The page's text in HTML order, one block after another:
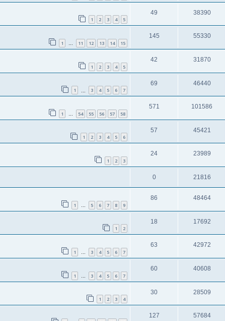
1 2 3 4 5
49 38390
1 … 11 12 13 14 15
145 55330
1 2 3 4 5
42 31870
1 3 4 5 6 7
69 46440
1 … 54 55 56 57 58
571 101586
1 2 3 4 5 6
57 45421
1 2 3
24 23989
0 21816
1 … 5 6 7 8 9
86 48464
1 2
18 17692
1 … 3 4 5 6 7
63 42972
1 … 3 4 5 6 7
60 40608
1 2 3 4
30 28509
127 57684